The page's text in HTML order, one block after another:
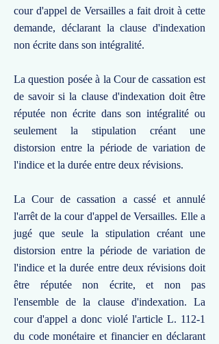
cour d'appel de Versailles a fait droit à cette
demande, déclarant la clause d'indexation
non écrite dans son intégralité.
La question posée à la Cour de cassation est
de savoir si la clause d'indexation doit être
réputée non écrite dans son intégralité ou
seulement la stipulation créant une
distorsion entre la période de variation de
l'indice et la durée entre deux révisions.
La Cour de cassation a cassé et annulé
l'arrêt de la cour d'appel de Versailles. Elle a
jugé que seule la stipulation créant une
distorsion entre la période de variation de
l'indice et la durée entre deux révisions doit
être réputée non écrite, et non pas
l'ensemble de la clause d'indexation. La
cour d'appel a donc violé l'article L. 112-1
du code monétaire et financier en déclarant